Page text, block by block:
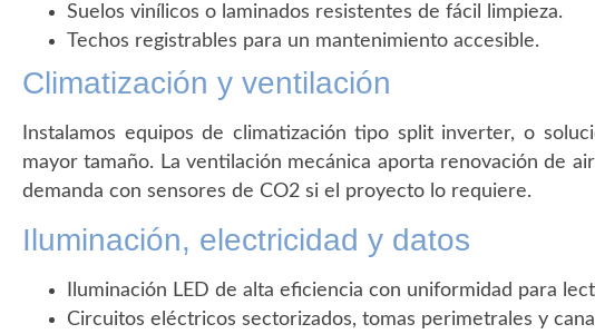
Suelos vinílicos o laminados resistentes de fácil limpieza.
Techos registrables para un mantenimiento accesible.
Climatización y ventilación
Instalamos equipos de climatización tipo split inverter, o
mayor tamaño. La ventilación mecánica aporta renovación de
demanda con sensores de CO2 si el proyecto lo requiere.
Iluminación, electricidad y datos
Iluminación LED de alta eficiencia con uniformidad para
Circuitos eléctricos sectorizados, tomas perimetrales y